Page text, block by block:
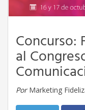
Concurso:
al
Por Marketing